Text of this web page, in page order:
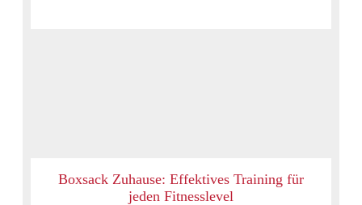
Boxsack Zuhause: Effektives Training für
jeden Fitnesslevel